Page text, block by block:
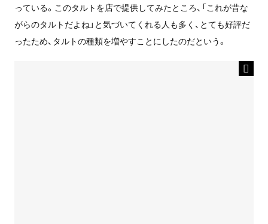
っている。 このタルトを店で提供してみたところ、「これが昔な
がらのタルトだよね」と気づいてくれる人も多く、とても好評だ
ったため、タルトの種類を増やすことにしたのだという。